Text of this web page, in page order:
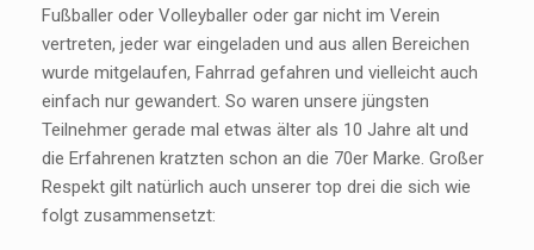
Fußballer oder Volleyballer oder gar nicht im Verein
vertreten, jeder war eingeladen und aus allen Bereichen
wurde mitgelaufen, Fahrrad gefahren und vielleicht auch
einfach nur gewandert. So waren unsere jüngsten
Teilnehmer gerade mal etwas älter als 10 Jahre alt und
die Erfahrenen kratzten schon an die 70er Marke. Großer
Respekt gilt natürlich auch unserer top drei die sich wie
folgt zusammensetzt: